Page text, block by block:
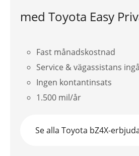
med Toyota Easy
Fast månadskostnad
Service & vägassistans
Ingen kontantinsats
1.500 mil/år
Se alla Toyota bZ4X-